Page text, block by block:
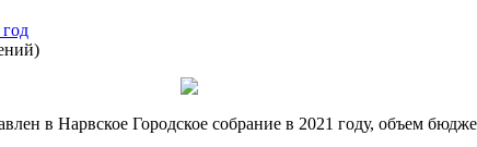
)
в Нарвское Городское собрание в 2021 году, объем